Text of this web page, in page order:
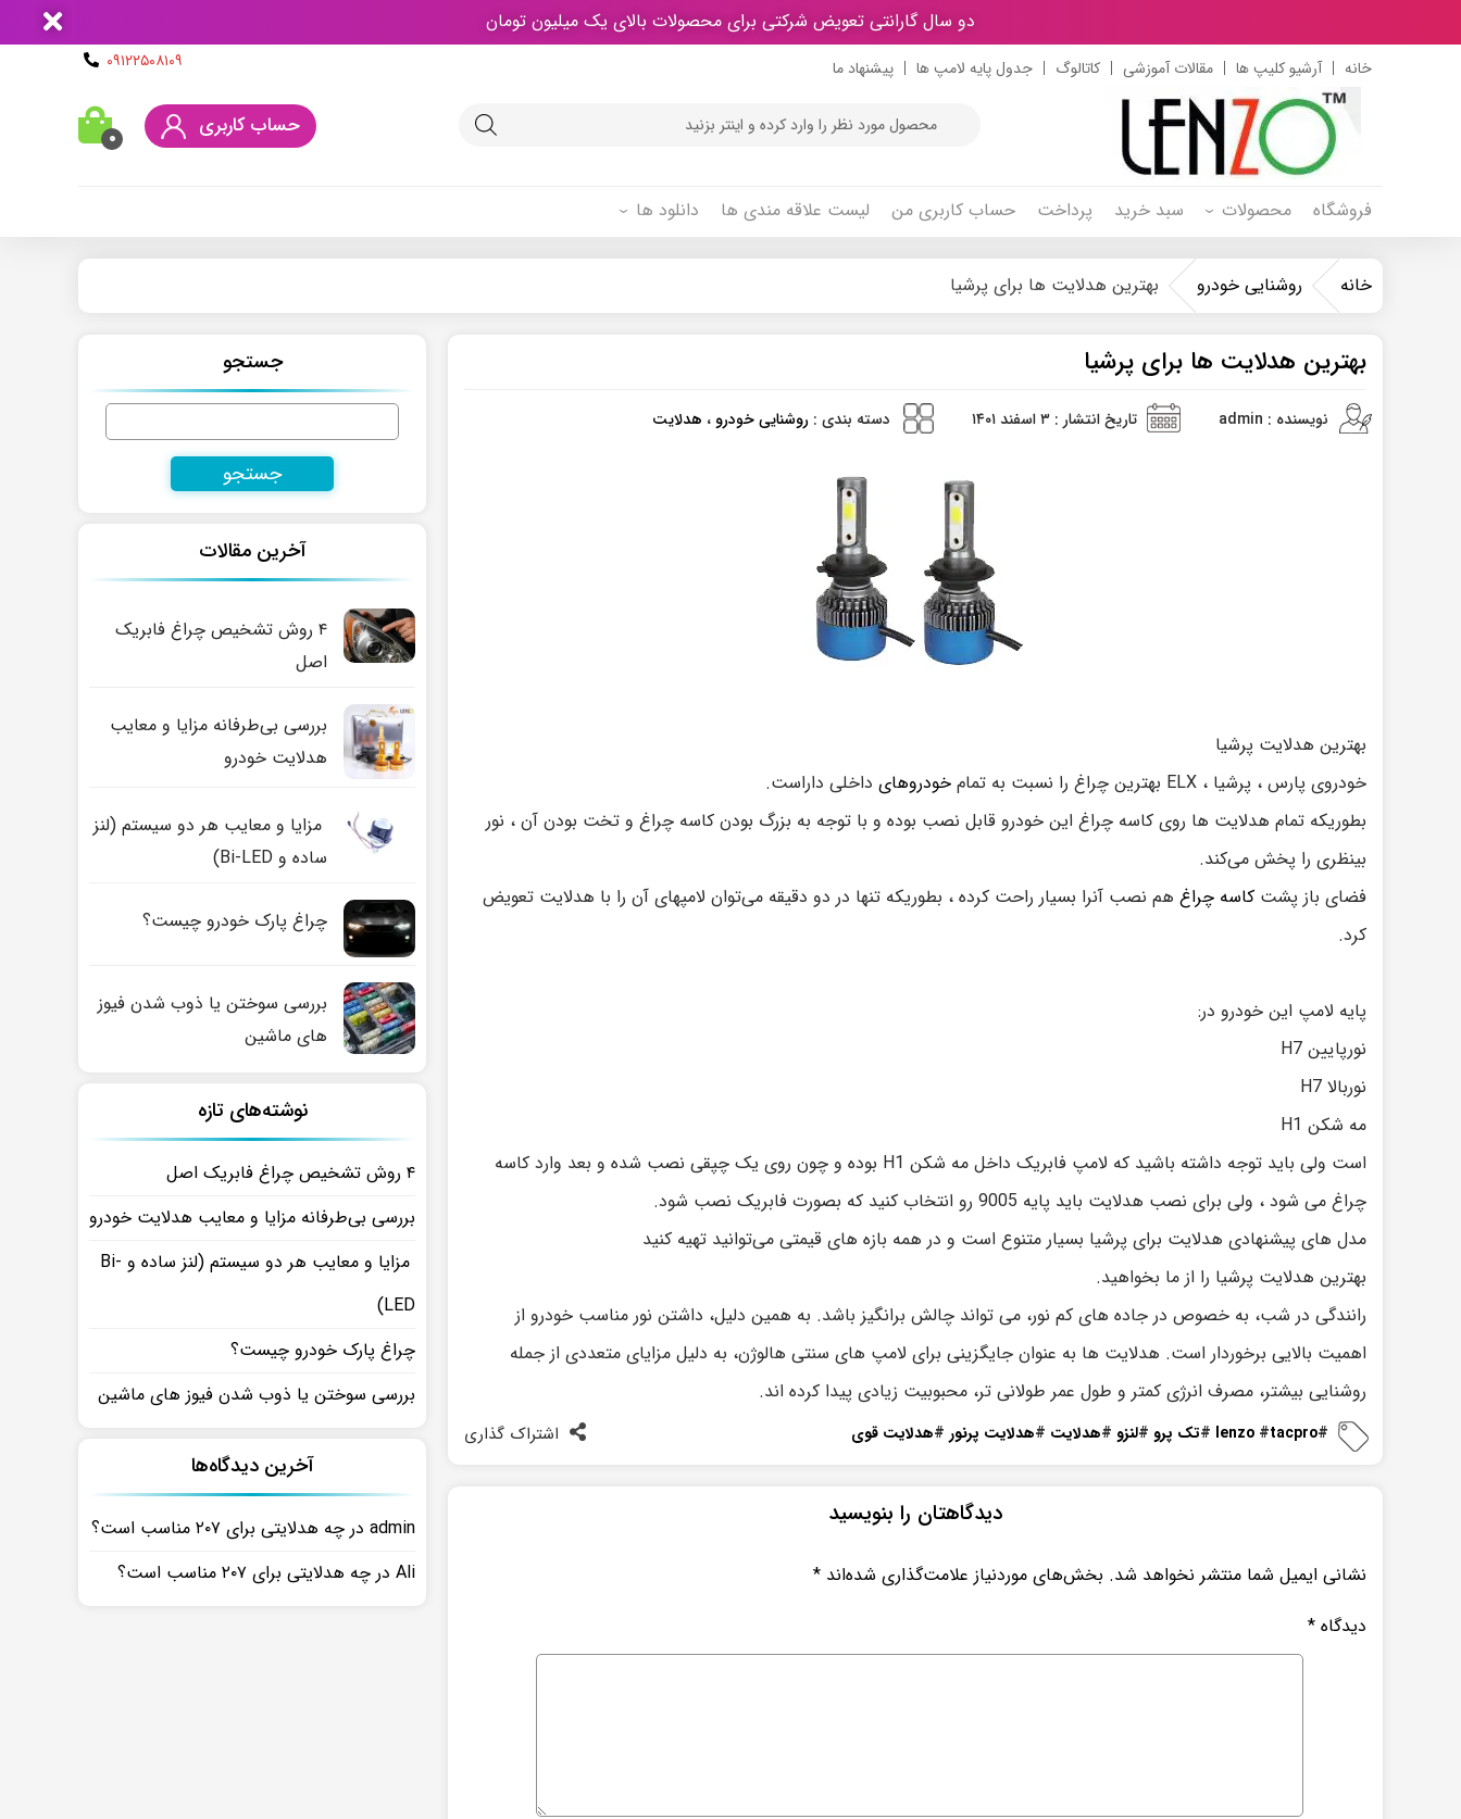
دو سال گارانتی تعویض شرکتی برای محصولات بالای یک میلیون تومان
۰۹۱۲۲۵۰۸۱۰۹ خانه آرشیو کلیپ ها مقالات آموزشی کاتالوگ جدول پایه لامپ ها پیشنهاد ما
search ۰ حساب کاربری
فروشگاه محصولات سبد خرید پرداخت حساب کاربری من لیست علاقه مندی ها دانلود ها
خانه روشنایی خودرو بهترین هدلایت ها برای پرشیا
بهترین هدلایت ها برای پرشیا
نویسنده : admin تاریخ انتشار : ۳ اسفند ۱۴۰۱ دسته بندی : روشنایی خودرو ، هدلایت
بهترین هدلایت پرشیا
خودروی پارس ، پرشیا ، ELX بهترین چراغ را نسبت به تمام
خودروهای داخلی داراست.
بطوریکه تمام هدلایت ها روی کاسه چراغ این خودرو قابل نصب بوده و با توجه به بزرگ بودن کاسه چراغ و تخت بودن آن ، نور
بینظری را پخش می‌کند.
فضای باز پشت کاسه چراغ هم نصب آنرا بسیار راحت کرده ، بطوریکه تنها در دو دقیقه می‌توان لامپهای آن را با هدلایت تعویض
کرد.
پایه لامپ این خودرو در:
نورپایین H7
نوربالا H7
مه شکن H1
است ولی باید توجه داشته باشید که لامپ فابریک داخل مه شکن H1 بوده و چون روی یک چپقی نصب شده و بعد وارد کاسه
چراغ می شود ، ولی برای نصب هدلایت باید پایه 9005 رو انتخاب کنید که بصورت فابریک نصب شود.
مدل های پیشنهادی هدلایت برای پرشیا بسیار متنوع است و در همه بازه های قیمتی می‌توانید تهیه کنید
بهترین هدلایت پرشیا را از ما بخواهید.
رانندگی در شب، به خصوص در جاده های کم نور، می تواند چالش برانگیز باشد. به همین دلیل، داشتن نور مناسب خودرو از
اهمیت بالایی برخوردار است. هدلایت ها به عنوان جایگزینی برای لامپ های سنتی هالوژن، به دلیل مزایای متعددی از جمله
روشنایی بیشتر، مصرف انرژی کمتر و طول عمر طولانی تر، محبوبیت زیادی پیدا کرده اند.
#
lenzo #tacpro
#تک پرو #لنزو #هدلایت #هدلایت پرنور #هدلایت قوی اشتراک گذاری
دیدگاهتان را بنویسید
نشانی ایمیل شما منتشر نخواهد شد. بخش‌های موردنیاز علامت‌گذاری شده‌اند *
دیدگاه *
جستجو
جستجو
آخرین مقالات
۴ روش تشخیص چراغ فابریک
اصل
بررسی بی‌طرفانه مزایا و معایب
هدلایت خودرو
مزایا و معایب هر دو سیستم (لنز
ساده و Bi-LED)
چراغ پارک خودرو چیست؟
بررسی سوختن یا ذوب شدن فیوز
های ماشین
نوشته‌های تازه
۴ روش تشخیص چراغ فابریک اصل
بررسی بی‌طرفانه مزایا و معایب هدلایت خودرو
مزایا و معایب هر دو سیستم (لنز ساده و Bi-
LED)
چراغ پارک خودرو چیست؟
بررسی سوختن یا ذوب شدن فیوز های ماشین
آخرین دیدگاه‌ها
admin در چه هدلایتی برای ۲۰۷ مناسب است؟
Ali در چه هدلایتی برای ۲۰۷ مناسب است؟